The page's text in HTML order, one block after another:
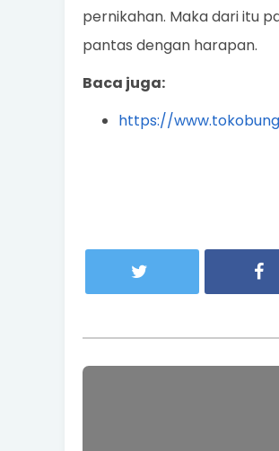
pernikahan. Maka dari itu
pantas dengan harapan.
Baca juga:
https://